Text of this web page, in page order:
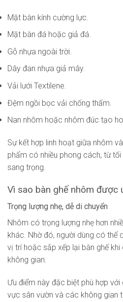
Mặt bàn kính cường lực.
Mặt bàn đá hoặc giả đá.
Gỗ nhựa ngoài trời.
Dây đan nhựa giả mây.
Vải lưới Textilene.
Đệm ngồi bọc vải chống thấm.
Nan nhôm hoặc nhôm đúc tạo
Sự kết hợp linh hoạt giữa nhôm
phẩm có nhiều phong cách, từ tối
sang trọng.
Vì sao bàn ghế nhôm được
Trọng lượng nhẹ, dễ di chuyển
Nhôm có trọng lượng nhẹ hơn
khác. Nhờ đó, người dùng có thể
vị trí hoặc sắp xếp lại bàn ghế
không gian.
Ưu điểm này đặc biệt phù hợp với
vực sân vườn và các không gian